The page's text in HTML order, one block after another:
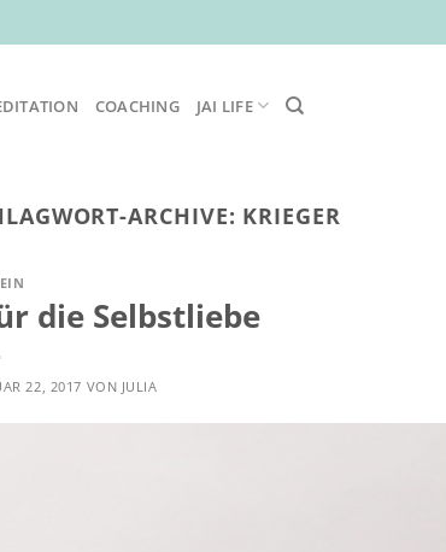
COACHING JAI LIFE
ARCHIVE: KRIEGER
die Selbstliebe
22, 2017 VON JULIA